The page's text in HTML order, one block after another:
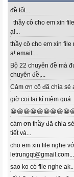
đề tốt...
thầy cô cho em xin
ạ!...
thầy cô cho em xin file
ạ! email:...
Bộ 22 chuyên đề mà
chuyên đề,...
Cảm ơn cô đã chia sẻ
giờ coi lại kỉ niệm quá
cám ơn thầy đã chia
tiết và...
cho em xin file nghe
letrungqt@gmail.com...
sao ko có file nghe